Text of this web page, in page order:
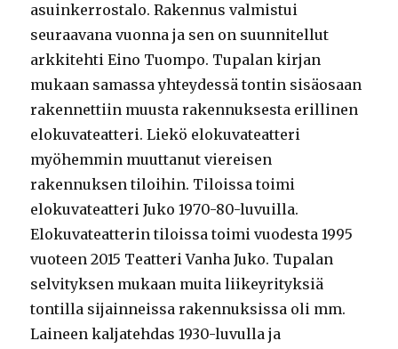
asuinkerrostalo. Rakennus valmistui
seuraavana vuonna ja sen on suunnitellut
arkkitehti Eino Tuompo. Tupalan kirjan
mukaan samassa yhteydessä tontin sisäosaan
rakennettiin muusta rakennuksesta erillinen
elokuvateatteri. Liekö elokuvateatteri
myöhemmin muuttanut viereisen
rakennuksen tiloihin. Tiloissa toimi
elokuvateatteri Juko 1970-80-luvuilla.
Elokuvateatterin tiloissa toimi vuodesta 1995
vuoteen 2015 Teatteri Vanha Juko. Tupalan
selvityksen mukaan muita liikeyrityksiä
tontilla sijainneissa rakennuksissa oli mm.
Laineen kaljatehdas 1930-luvulla ja